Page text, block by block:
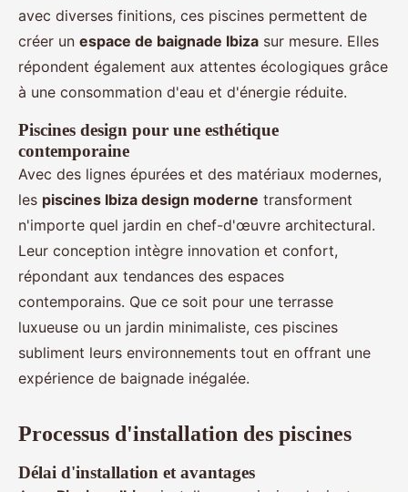
avec diverses finitions, ces piscines permettent de
créer un espace de baignade Ibiza sur mesure. Elles
répondent également aux attentes écologiques grâce
à une consommation d'eau et d'énergie réduite.
Piscines design pour une esthétique
contemporaine
Avec des lignes épurées et des matériaux modernes,
les piscines Ibiza design moderne transforment
n'importe quel jardin en chef-d'œuvre architectural.
Leur conception intègre innovation et confort,
répondant aux tendances des espaces
contemporains. Que ce soit pour une terrasse
luxueuse ou un jardin minimaliste, ces piscines
subliment leurs environnements tout en offrant une
expérience de baignade inégalée.
Processus d'installation des piscines
Délai d'installation et avantages